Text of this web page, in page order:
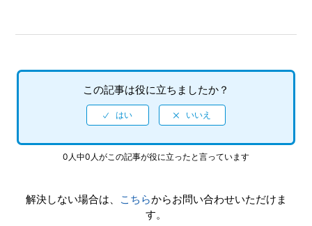
【PS4/初音ミク Project DIVA Future Tone DX】収録曲、収
録数を教えてほしい
【PS4/初音ミク Project DIVA Future Tone DX】インターネ
【PS4/初音ミク Project DIVA Future Tone DX】ダウンロー
この記事は役に立ちましたか？
0人中0人がこの記事が役に立ったと言っています
解決しない場合は、 こちらからお問い合わせいただけま
す。